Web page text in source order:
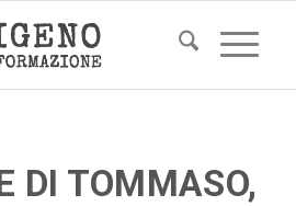
DI TOMMASO,